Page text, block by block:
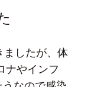
ましたが、体
ナやインフ